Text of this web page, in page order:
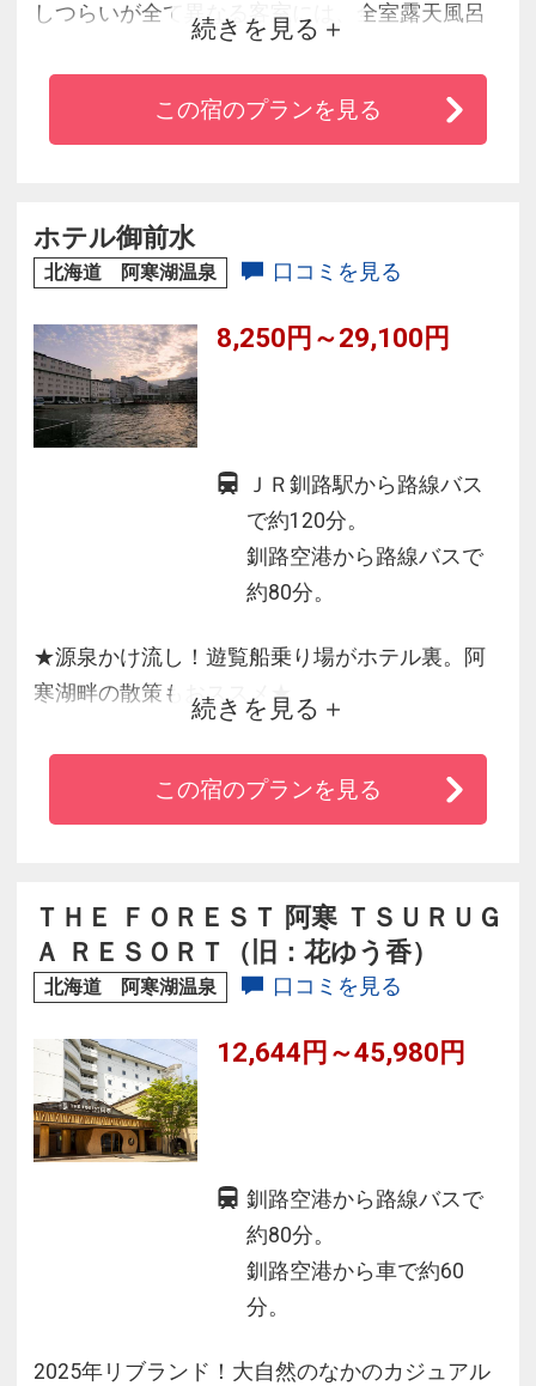
しつらいが全て異なる客室には、全室露天風呂
道東の旬食材で仕立てた和会席も上質な旅を彩
続きを見る
この宿のプランを見る
ホテル御前水
北海道 阿寒湖温泉 口コミを見る
8,250円～29,100円
ＪＲ釧路駅から路線バス
で約120分。
釧路空港から路線バスで
約80分。
★源泉かけ流し！遊覧船乗り場がホテル裏。阿
寒湖畔の散策もおススメ★
阿寒湖畔の中心部に位置し、遊覧船のりば、ア
イヌ部落にも近く観光に大変便利♪
純和風旅館で、湖畔側のお部屋からの眺望が素
続きを見る
この宿のプランを見る
ＴＨＥ ＦＯＲＥＳＴ 阿寒 ＴＳＵＲＵＧ
Ａ ＲＥＳＯＲＴ（旧：花ゆう香）
北海道 阿寒湖温泉 口コミを見る
12,644円～45,980円
釧路空港から路線バスで
約80分。
釧路空港から車で約60
分。
2025年リブランド！大自然のなかのカジュアル